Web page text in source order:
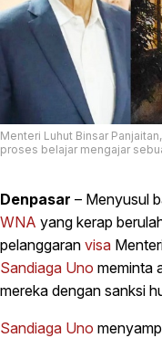
Menteri Luhut Binsar
proses belajar mengajar
Denpasar – Menyusul
WNA yang kerap
pelanggaran visa
Sandiaga Uno meminta
mereka dengan sanksi
Sandiaga Uno